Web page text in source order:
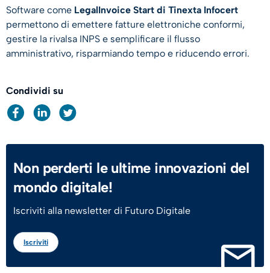
Software come LegalInvoice Start di Tinexta Infocert
permettono di emettere fatture elettroniche conformi,
gestire la rivalsa INPS e semplificare il flusso
amministrativo, risparmiando tempo e riducendo errori.
Condividi su
Non perderti le ultime innovazioni del
mondo digitale!
Iscriviti alla newsletter di Futuro Digitale
Iscriviti